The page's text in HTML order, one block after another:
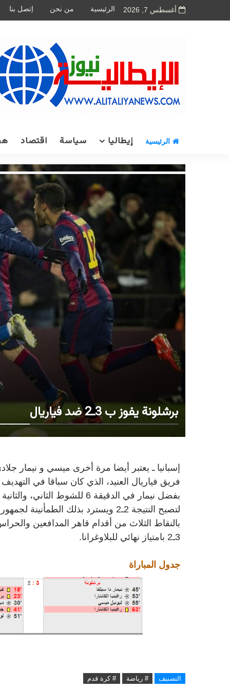
أغسطس 7, 2026 الرئيسية من نحن اِتصل بنا
الرئيسية إيطاليا سياسة اقتصاد
برشلونة يفوز ب 3ـ2 ضد فياريال
إسبانيا ـ يعتبر أيضا مرة أخرى ميسي و نيمار
فريق فياريال العنيد، الذي كان سباقا في
بفضل نيمار في الدقيقة 6
لتصبح النتيجة 2ـ2 ويسترد بذلك
بالنقاط الثلاث من أقدام قاهر المدافعين
3ـ2 بامتياز نهائي للبلاوغرانا.
جدول المباراة
التصنيف # رياضة # كرة قدم